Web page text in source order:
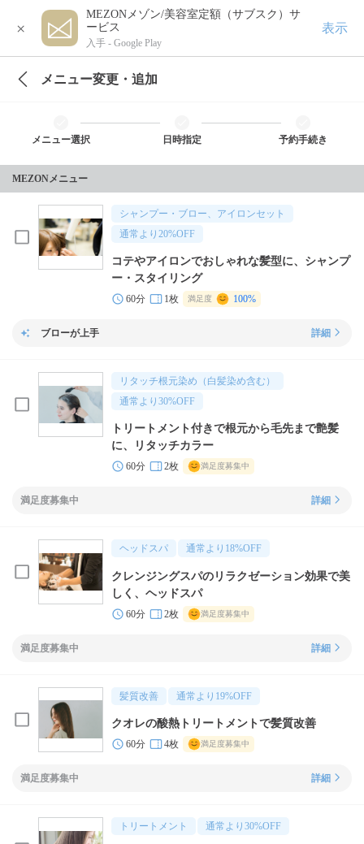
×
MEZONメゾン/美容室定額（サブスク）サ
ービス
入手 - Google Play
表示
メニュー変更・追加
メニュー選択 日時指定 予約手続き
MEZONメニュー
シャンプー・ブロー、アイロンセット
通常より 20%OFF
コテやアイロンでおしゃれな髪型に、シャンプ
ー・スタイリング
60分 1枚 満足度 100%
ブローが上手 詳細
リタッチ根元染め（白髪染め含む）
通常より 30%OFF
トリートメント付きで根元から毛先まで艶髪
に、リタッチカラー
60分 2枚 満足度募集中
満足度募集中 詳細
ヘッドスパ 通常より 18%OFF
クレンジングスパのリラクゼーション効果で美
しく、ヘッドスパ
60分 2枚 満足度募集中
満足度募集中 詳細
髪質改善 通常より 19%OFF
クオレの酸熱トリートメントで髪質改善
60分 4枚 満足度募集中
満足度募集中 詳細
トリートメント 通常より 30%OFF